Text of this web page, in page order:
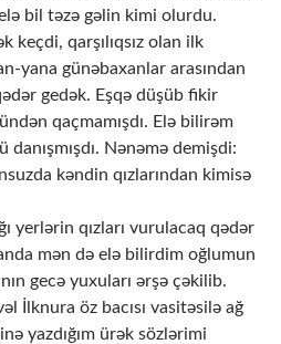
bil təzə gəlin kimi olurdu.
keçdi, qarşılıqsız olan ilk
yana günəbaxanlar arasından
gedək. Eşqə düşüb fikir
qaçmamışdı. Elə bilirəm
Nənəmə demişdi:
kəndin qızlarından kimisə
yerlərin qızları vurulacaq qədər
mən də elə bilirdim oğlumun
gecə yuxuları ərşə çəkilib.
İlknura öz bacısı vasitəsilə ağ
yazdığım ürək sözlərimi